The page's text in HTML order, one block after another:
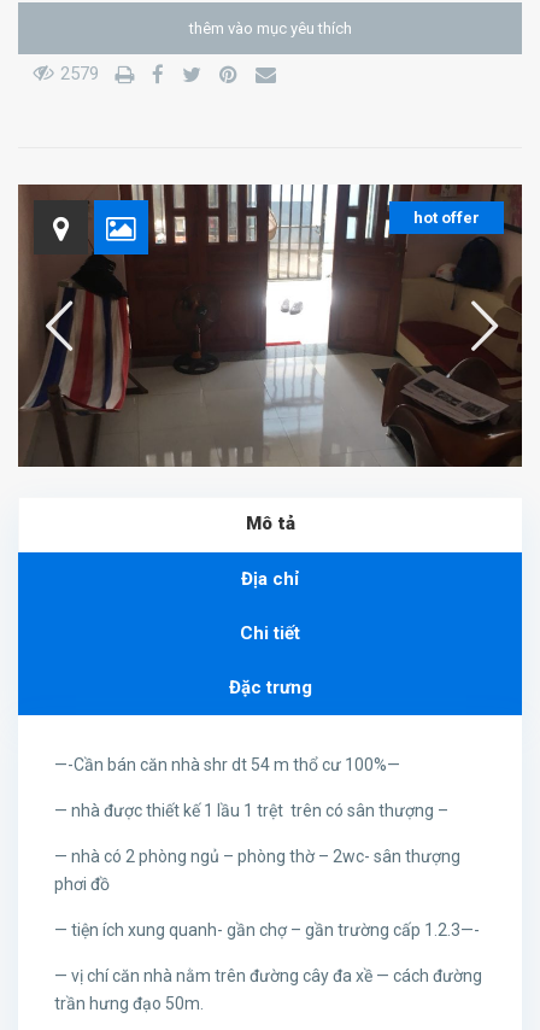
thêm vào mục yêu thích
2579
hot offer
Mô tả
Địa chỉ
Chi tiết
Đặc trưng
—-Cần bán căn nhà shr dt 54 m thổ cư 100%—
— nhà được thiết kế 1 lầu 1 trệt trên có sân thượng –
— nhà có 2 phòng ngủ – phòng thờ – 2wc- sân thượng
phơi đồ
— tiện ích xung quanh- gần chợ – gần trường cấp 1.2.3—-
— vị chí căn nhà nằm trên đường cây đa xề — cách đường
trần hưng đạo 50m.